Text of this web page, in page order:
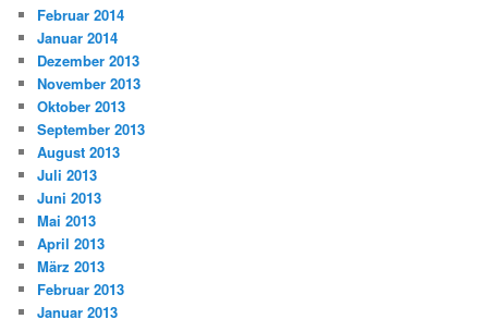
Februar 2014
Januar 2014
Dezember 2013
November 2013
Oktober 2013
September 2013
August 2013
Juli 2013
Juni 2013
Mai 2013
April 2013
März 2013
Februar 2013
Januar 2013